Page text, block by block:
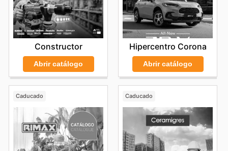
Constructor
Abrir catálogo
Hipercentro Corona
Abrir catálogo
Caducado Caducado